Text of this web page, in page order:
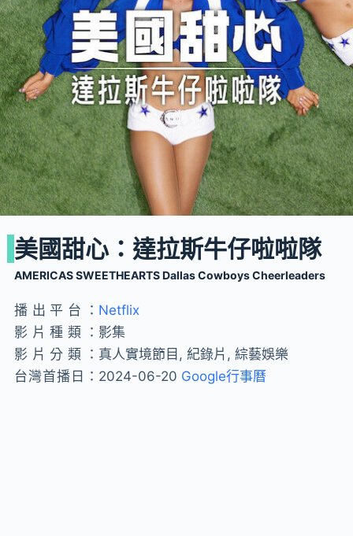
美國甜心：達拉斯牛仔啦啦隊
AMERICAS SWEETHEARTS Dallas Cowboys Cheerleaders
播出平台： Netflix
影片種類： 影集
影片分類： 真人實境節目, 紀錄片, 綜藝娛樂
台灣首播日： 2024-06-20 Google行事曆